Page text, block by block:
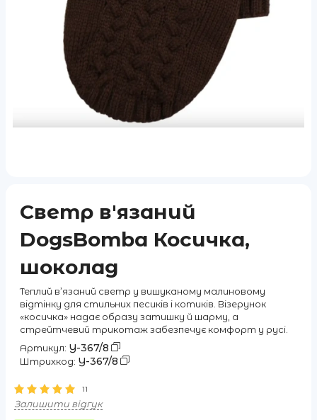
Светр в'язаний
DogsBomba Косичка,
шоколад
Теплий в’язаний светр у вишуканому малиновому
відтінку для стильних песиків і котиків. Візерунок
«косичка» надає образу затишку й шарму, а
стрейтчевий трикотаж забезпечує комфорт у русі.
Артикул: Y-367/8
Штрихкод: Y-367/8
11
Залишити відгук